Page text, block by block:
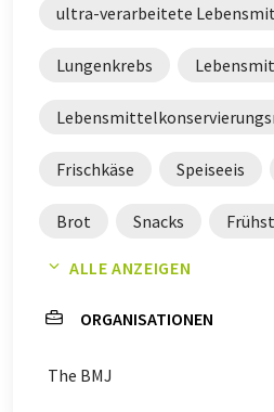
ultra-verarbeitete
Lungenkrebs
Frischkäse Speiseeis
Brot Snacks
Margarinen Confiserie
Erfrischungsgetränke
Hotdogs
ALLE ANZEIGEN
ORGANISATIONEN
The BMJ